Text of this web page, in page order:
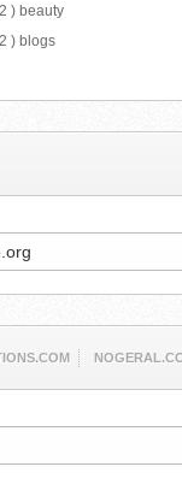
) beauty
) blogs